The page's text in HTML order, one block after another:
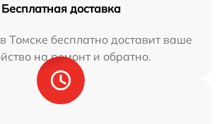
Бесплатная доставка
Томске бесплатно доставит ваше
на ремонт и обратно.